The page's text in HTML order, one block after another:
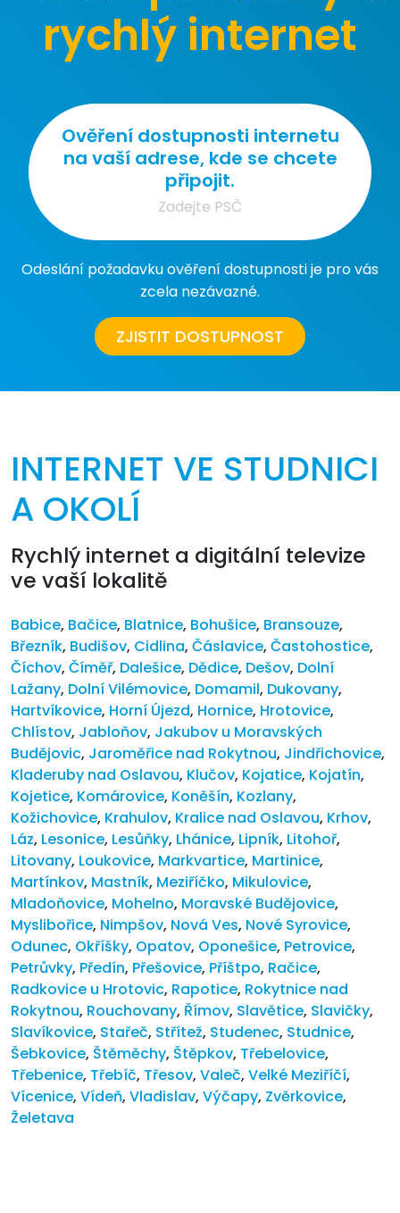
rychlý internet
Ověření dostupnosti internetu
na vaší adrese, kde se chcete
připojit.
Odeslání požadavku ověření dostupnosti je pro vás
zcela nezávazné.
ZJISTIT DOSTUPNOST
INTERNET VE STUDNICI
A OKOLÍ
Rychlý internet a digitální televize
ve vaší lokalitě
Babice, Bačice, Blatnice, Bohušice, Bransouze,
Březník, Budišov, Cidlina, Čáslavice, Častohostice,
Číchov, Číměř, Dalešice, Dědice, Dešov, Dolní
Lažany, Dolní Vilémovice, Domamil, Dukovany,
Hartvíkovice, Horní Újezd, Hornice, Hrotovice,
Chlístov, Jabloňov, Jakubov u Moravských
Budějovic, Jaroměřice nad Rokytnou, Jindřichovice,
Kladeruby nad Oslavou, Klučov, Kojatice, Kojatín,
Kojetice, Komárovice, Koněšín, Kozlany,
Kožichovice, Krahulov, Kralice nad Oslavou, Krhov,
Láz, Lesonice, Lesůňky, Lhánice, Lipník, Litohoř,
Litovany, Loukovice, Markvartice, Martinice,
Martínkov, Mastník, Meziříčko, Mikulovice,
Mladoňovice, Mohelno, Moravské Budějovice,
Myslibořice, Nimpšov, Nová Ves, Nové Syrovice,
Odunec, Okříšky, Opatov, Oponešice, Petrovice,
Petrůvky, Předín, Přešovice, Příštpo, Račice,
Radkovice u Hrotovic, Rapotice, Rokytnice nad
Rokytnou, Rouchovany, Římov, Slavětice, Slavičky,
Slavíkovice, Stařeč, Střítež, Studenec, Studnice,
Šebkovice, Štěměchy, Štěpkov, Třebelovice,
Třebenice, Třebíč, Třesov, Valeč, Velké Meziříčí,
Vícenice, Vídeň, Vladislav, Výčapy, Zvěrkovice,
Želetava